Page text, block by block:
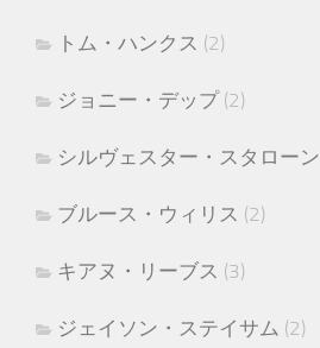
トム・ハンクス (2)
ジョニー・デップ(2)
シルヴェスター・スタローン
ブルース・ウィリス (2)
キアヌ・リーブス (3)
ジェイソン・ステイサム (2)